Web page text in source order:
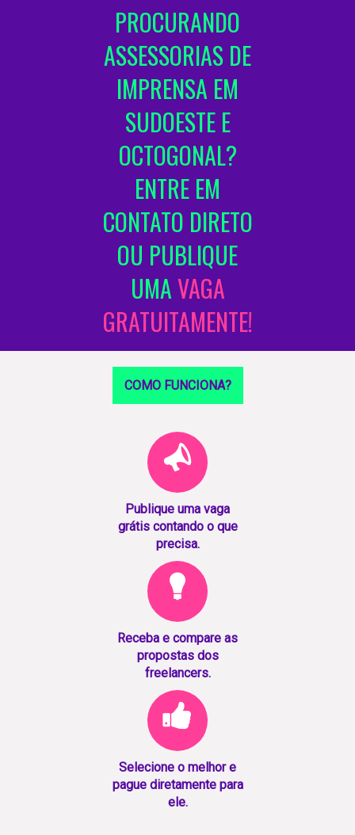
PROCURANDO
ASSESSORIAS DE
IMPRENSA EM
SUDOESTE E
OCTOGONAL?
ENTRE EM
CONTATO DIRETO
OU PUBLIQUE
UMAVAGA
GRATUITAMENTE!
COMO FUNCIONA?
Publique uma vaga
grátis contando o que
precisa.
Receba e compare as
propostas dos
freelancers.
Selecione o melhor e
pague diretamente para
ele.